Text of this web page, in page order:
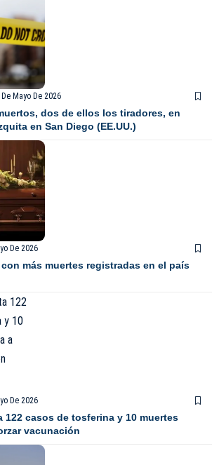
De Mayo De 2026
dos de ellos los tiradores, en
en San Diego (EE.UU.)
De 2026
más muertes registradas en el país
De 2026
122 casos de tosferina y 10 muertes
vacunación